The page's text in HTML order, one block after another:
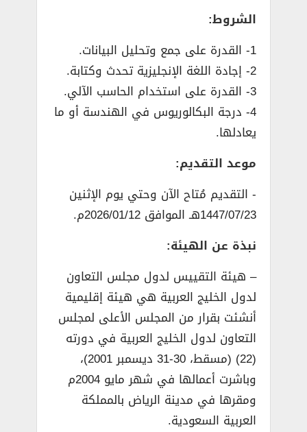
الشروط:
1- القدرة على جمع وتحليل البيانات.
2- إجادة اللغة الإنجليزية تحدث وكتابة.
3- القدرة على استخدام الحاسب الآلي.
4- درجة البكالوريوس في الهندسة أو ما
يعادلها.
موعد التقديم:
­- التقديم مُتاح الآن وحتي يوم الإثنين
1447/07/23هـ الموافق 2026/01/12م.
نبذة عن الهيئة:
– هيئة التقييس لدول مجلس التعاون
لدول الخليج العربية هي هيئة إقليمية
أنشئت بقرار من المجلس الأعلى لمجلس
التعاون لدول الخليج العربية في دورته
(22) (مسقط، 30-31 ديسمبر 2001)،
وباشرت أعمالها في شهر مايو 2004م
ومقرها في مدينة الرياض بالمملكة
العربية السعودية.